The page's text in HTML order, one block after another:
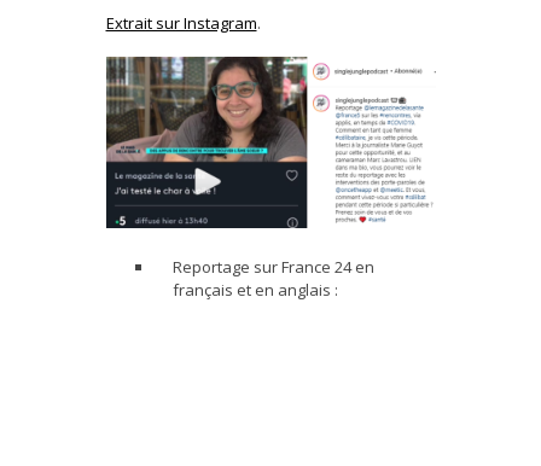
Extrait sur Instagram.
Reportage sur France 24 en
français et en anglais :